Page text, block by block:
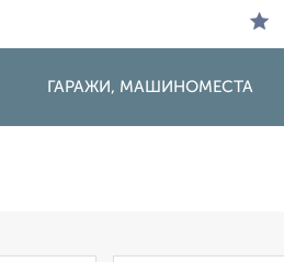
ГАРАЖИ, МАШИНОМЕСТА